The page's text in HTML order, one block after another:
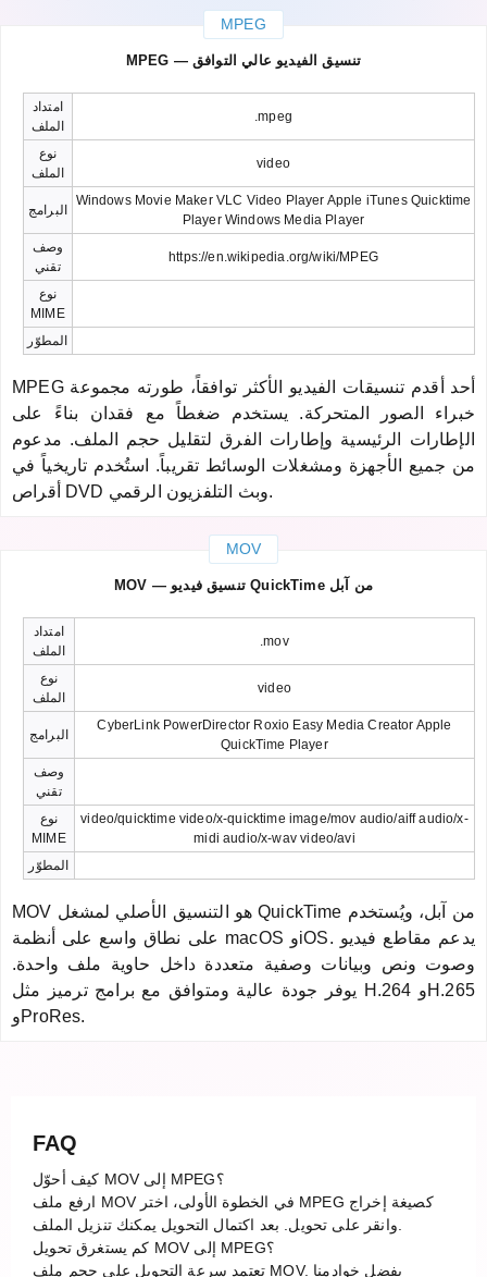
MPEG
MPEG — تنسيق الفيديو عالي التوافق
امتداد
الملف
.mpeg
نوع
الملف
video
البرامج
Windows Movie Maker VLC Video Player Apple iTunes Quicktime
Player Windows Media Player
وصف
تقني
https://en.wikipedia.org/wiki/MPEG
نوع
MIME
المطوّر
MPEG أحد أقدم تنسيقات الفيديو الأكثر توافقاً، طورته مجموعة
خبراء الصور المتحركة. يستخدم ضغطاً مع فقدان بناءً على
الإطارات الرئيسية وإطارات الفرق لتقليل حجم الملف. مدعوم
من جميع الأجهزة ومشغلات الوسائط تقريباً. استُخدم تاريخياً في
أقراص DVD وبث التلفزيون الرقمي.
MOV
MOV — تنسيق فيديو QuickTime من آبل
امتداد
الملف
.mov
نوع
الملف
video
البرامج
CyberLink PowerDirector Roxio Easy Media Creator Apple
QuickTime Player
وصف
تقني
نوع
MIME
video/quicktime video/x-quicktime image/mov audio/aiff audio/x-
midi audio/x-wav video/avi
المطوّر
MOV هو التنسيق الأصلي لمشغل QuickTime من آبل، ويُستخدم
على نطاق واسع على أنظمة macOS وiOS. يدعم مقاطع فيديو
وصوت ونص وبيانات وصفية متعددة داخل حاوية ملف واحدة.
يوفر جودة عالية ومتوافق مع برامج ترميز مثل H.264 وH.265
وProRes.
FAQ
كيف أحوّل MOV إلى MPEG؟
ارفع ملف MOV في الخطوة الأولى، اختر MPEG كصيغة إخراج
كم يستغرق تحويل MOV إلى MPEG؟
تعتمد سرعة التحويل على حجم ملف MOV. بفضل خوادمنا